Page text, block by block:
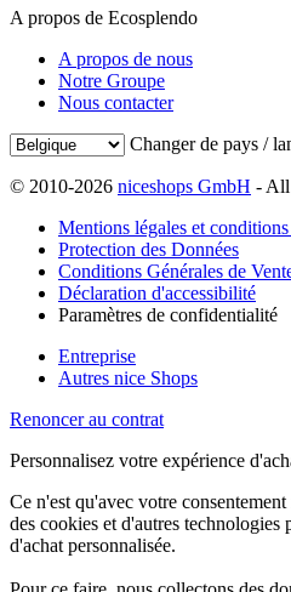
A propos de Ecosplendo
A propos de nous
Notre Groupe
Nous contacter
Changer de pays /
© 2010-2026 niceshops GmbH - All
Mentions légales et
Protection des Données
Conditions Générales de
Déclaration d'accessibilité
Paramètres de confidentialité
Entreprise
Autres nice Shops
Renoncer au contrat
Personnalisez votre expérience
Ce n'est qu'avec votre
des cookies et d'autres
d'achat personnalisée.